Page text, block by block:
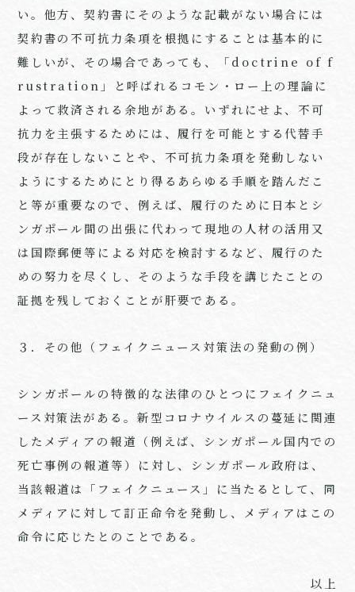
い。他方、契約書にそのような記載がない場合には
契約書の不可抗力条項を根拠にすることは基本的に
難しいが、その場合であっても、「doctrine of f
rustration」と呼ばれるコモン・ロー上の理論に
よって救済される余地がある。いずれにせよ、不可
抗力を主張するためには、履行を可能とする代替手
段が存在しないことや、不可抗力条項を発動しない
ようにするためにとり得るあらゆる手順を踏んだこ
と等が重要なので、例えば、履行のために日本とシ
ンガポール間の出張に代わって現地の人材の活用又
は国際郵便等による対応を検討するなど、履行のた
めの努力を尽くし、そのような手段を講じたことの
証拠を残しておくことが肝要である。
３．その他（フェイクニュース対策法の発動の例）
シンガポールの特徴的な法律のひとつにフェイクニュ
ース対策法がある。新型コロナウイルスの蔓延に関連
したメディアの報道（例えば、シンガポール国内での
死亡事例の報道等）に対し、シンガポール政府は、
当該報道は「フェイクニュース」に当たるとして、同
メディアに対して訂正命令を発動し、メディアはこの
命令に応じたとのことである。
以上